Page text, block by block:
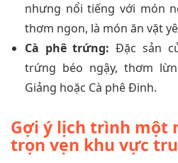
nhưng nổi tiếng với món
thơm ngon, là món ăn vặt
Cà phê trứng: Đặc sản
trứng béo ngậy, thơm
Giảng hoặc Cà phê Đinh.
Gợi ý lịch trình một
trọn vẹn khu vực